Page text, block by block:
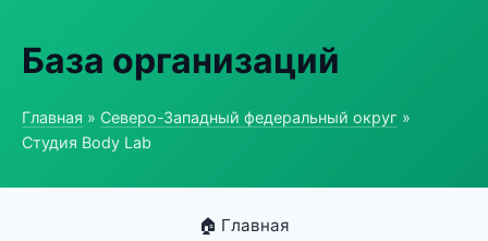
База организаций
Главная » Северо-Западный федеральный округ »
Студия Body Lab
🏠 Главная